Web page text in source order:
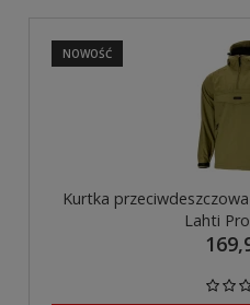
Kurtka
Lahti
NOWOŚĆ